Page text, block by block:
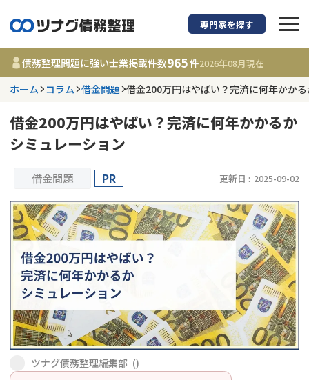
債務整理に強い弁
都道府県を選択
事務所 965
借金返済相談・交渉
会社破産・法人破産
消費者金融・サラ金
費用相場
個人再生（民事再生）
過払金
専門家を探す
債務整理問題に強い士業掲載件数965件2026年08月現在
ホーム コラム 借金問題 借金200万円はやばい？完済に何年かか
借金200万円はやばい？完済に何年かかるか
シミュレーション
借金問題 PR 更新日 : 2025-09-02
ツナグ債務整理編集部 ()